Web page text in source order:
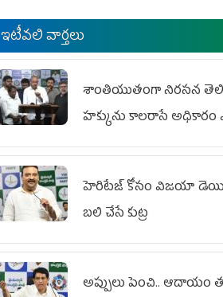
ఇటీవలి వార్తలు
శాంతియుతంగా నిరసన
హక్కును కాలరాసే అధికారం
లేదు
హెరిటేజ్ కోసం విజయా
బలి చేసే కుట్ర‌
అప్పులు పెంచి.. ఆదాయం